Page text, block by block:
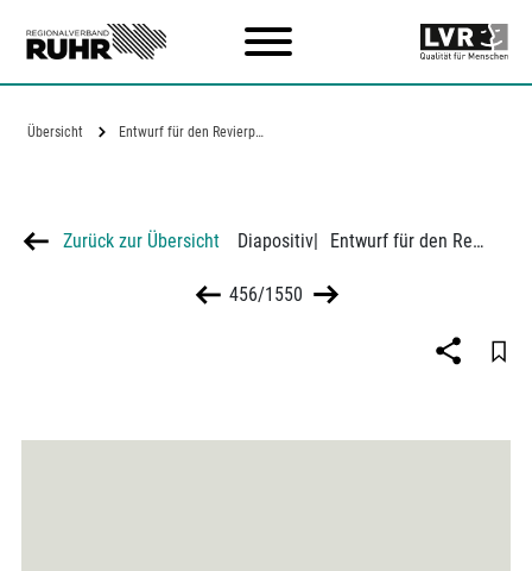
Übersicht Entwurf für den Revierpark Gysenberg in…
Zurück zur Übersicht Diapositiv| Entwurf für den Revierpark Gysenberg in Herne
456/1550